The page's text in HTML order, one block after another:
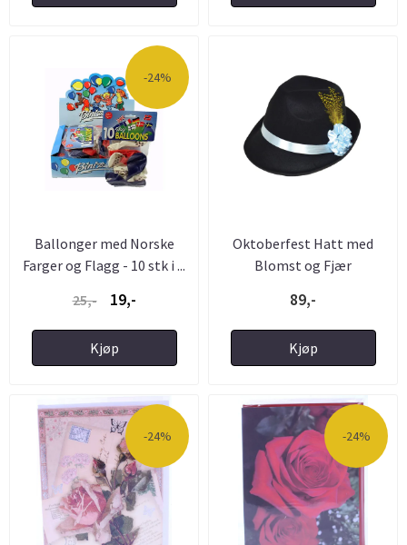
-24%
Ballonger med Norske
Farger og Flagg - 10 stk i ...
25,-
19,-
Kjøp
Oktoberfest Hatt med
Blomst og Fjær
89,-
Kjøp
-24% -24%